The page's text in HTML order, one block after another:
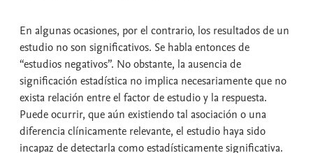
En algunas ocasiones, por el contrario, los resultados de un
estudio no son significativos. Se habla entonces de
“estudios negativos”. No obstante, la ausencia de
significación estadística no implica necesariamente que no
exista relación entre el factor de estudio y la respuesta.
Puede ocurrir, que aún existiendo tal asociación o una
diferencia clínicamente relevante, el estudio haya sido
incapaz de detectarla como estadísticamente significativa.